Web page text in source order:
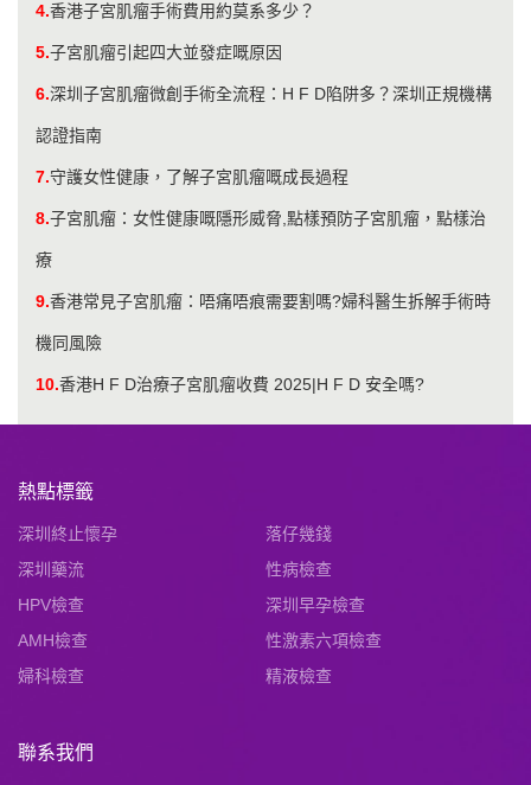
4.香港子宮肌瘤手術費用約莫系多少？
5.子宮肌瘤引起四大並發症嘅原因
6.深圳子宮肌瘤微創手術全流程：H F D陷阱多？深圳正規機構
認證指南
7.守護女性健康，了解子宮肌瘤嘅成長過程
8.子宮肌瘤：女性健康嘅隱形威脅,點樣預防子宮肌瘤，點樣治
療
9.香港常見子宮肌瘤：唔痛唔痕需要割嗎?婦科醫生拆解手術時
機同風險
10.香港H F D治療子宮肌瘤收費 2025|H F D 安全嗎?
熱點標籤
深圳終止懷孕
落仔幾錢
深圳藥流
性病檢查
HPV檢查
深圳早孕檢查
AMH檢查
性激素六項檢查
婦科檢查
精液檢查
聯系我們